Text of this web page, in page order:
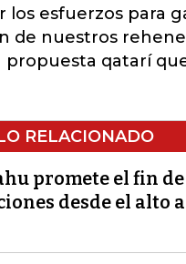
los esfuerzos para
de nuestros
propuesta qatarí
RELACIONADO
promete el fin de
desde el alto